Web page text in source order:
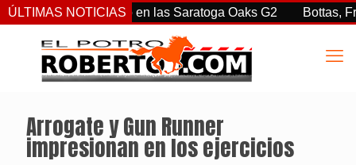
ÚLTIMAS NOTICIAS
Jr. sorprendió en las Saratoga Oaks G2 Bottas, Franco,
Arrogate y Gun Runner
impresionan en los ejercicios